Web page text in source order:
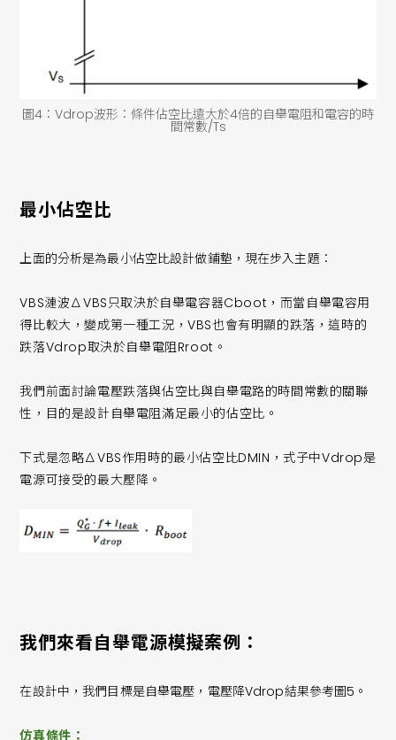
圖4：Vdrop波形：條件佔空比遠大於4倍的自舉電阻和電容的時
間常數/Ts
最小佔空比
上面的分析是為最小佔空比設計做鋪墊，現在步入主題：
VBS漣波∆VBS只取決於自舉電容器Cboot，而當自舉電容用
得比較大，變成第一種工況，VBS也會有明顯的跌落，這時的
跌落Vdrop取決於自舉電阻Rroot。
我們前面討論電壓跌落與佔空比與自舉電路的時間常數的關聯
性，目的是設計自舉電阻滿足最小的佔空比。
下式是忽略∆VBS作用時的最小佔空比DMIN，式子中Vdrop是
電源可接受的最大壓降。
我們來看自舉電源模擬案例：
在設計中，我們目標是自舉電壓，電壓降Vdrop結果參考圖5。
仿真條件：